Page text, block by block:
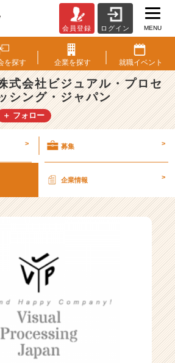
式
会
社
ビ
ジ
ュ
ア
ロ
シ
説
会
一
会員登録 ログイン MENU
を探す 企業を探す 就職イベント
式会社ビジュアル・プロセ
シング・ジャパン
＋ フォロー
> 募集 >
企業情報 >